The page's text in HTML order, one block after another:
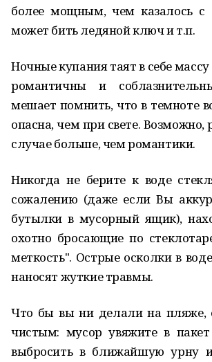
более мощным, чем казалось с
может бить ледяной ключ и т.п.
Ночные купания таят в себе
романтичны и
мешает помнить, что в темноте
опасна, чем при свете. Возможно,
случае больше, чем романтики.
Никогда не берите к воде
сожалению (даже если Вы
бутылки в мусорный ящик),
охотно бросающие по
меткость". Острые осколки в
наносят жуткие травмы.
Что бы вы ни делали на пляже,
чистым: мусор увяжите в
выбросить в ближайшую урну